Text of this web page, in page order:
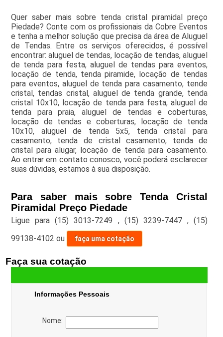
Quer saber mais sobre tenda cristal piramidal preço
Piedade? Conte com os profissionais da Cobre Eventos
e tenha a melhor solução que precisa da área de Aluguel
de Tendas. Entre os serviços oferecidos, é possível
encontrar: aluguel de tendas, locação de tendas, aluguel
de tenda para festa, aluguel de tendas para eventos,
locação de tenda, tenda piramide, locação de tendas
para eventos, aluguel de tenda para casamento, tende
cristal, tendas cristal, aluguel de tenda grande, tenda
cristal 10x10, locação de tenda para festa, aluguel de
tenda para praia, aluguel de tendas e coberturas,
locação de tendas e coberturas, locação de tenda
10x10, aluguel de tenda 5x5, tenda cristal para
casamento, tenda de cristal casamento, tenda de
cristal para alugar, locação de tenda para casamento.
Ao entrar em contato conosco, você poderá esclarecer
suas dúvidas, estamos à sua disposição.
Para saber mais sobre Tenda Cristal
Piramidal Preço Piedade
Ligue para(15) 3013-7249 , (15) 3239-7447 ,(15)
99138-4102 ou faça uma cotação
Faça sua cotação
Informações Pessoais
Nome: